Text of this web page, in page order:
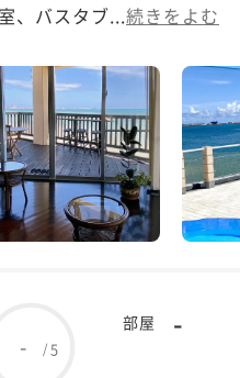
、バスタブ...続きをよむ
- /5
部屋 -